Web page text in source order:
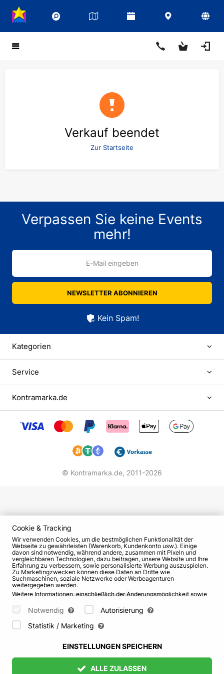
Verkauf beendet
Zur Startseite
Verpassen Sie keine Events
mehr!
E-Mail eingeben
NEWSLETTER ABONNIEREN
Kein Spam!
Kategorien
Service
Kontramarka.de
© Kontramarka.de, 2011-2026
Cookie & Tracking
Wir verwenden Cookies, um die bestmöglichen Funktionalität der
Webseite zu gewährleisten (Warenkorb, Kundenkonto usw.). Einige
davon sind notwendig, während andere, zusammen mit Pixeln und
vergleichbaren Technologien, dazu beitragen, unsere Website und Ihre
Erfahrung zu verbessern, sowie personalisierte Werbung auszuspielen.
Zu Marketingzwecken können diese Daten an Dritte wie
Suchmaschinen, soziale Netzwerke oder Werbeagenturen
weitergegeben werden.
Weitere Informationen, einschließlich der Änderungsmöglichkeit sowie
Bitte wählen Sie unten aus, welche Cookies gesetzt werden können
und bestätigen Sie durch Klicken auf "Einstellungen speichern" oder
akzeptieren Sie alle Cookies durch Klicken auf "Alle zulassen":
Notwendig
Autorisierung
Statistik / Marketing
EINSTELLUNGEN SPEICHERN
ALLE ZULASSEN